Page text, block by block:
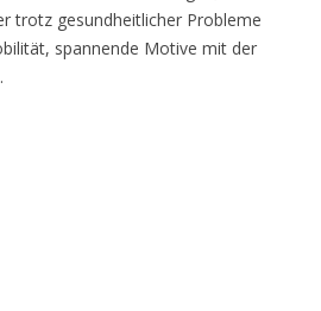
trotz gesundheitlicher Probleme
spannende Motive mit der